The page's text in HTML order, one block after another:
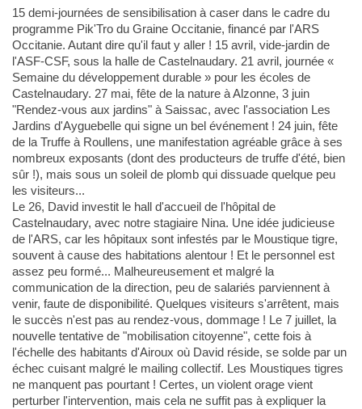
15 demi-journées de sensibilisation à caser dans le cadre du
programme Pik'Tro du Graine Occitanie, financé par l'ARS
Occitanie. Autant dire qu'il faut y aller ! 15 avril, vide-jardin de
l'ASF-CSF, sous la halle de Castelnaudary. 21 avril, journée «
Semaine du développement durable » pour les écoles de
Castelnaudary. 27 mai, fête de la nature à Alzonne, 3 juin
"Rendez-vous aux jardins" à Saissac, avec l'association Les
Jardins d'Ayguebelle qui signe un bel événement ! 24 juin, fête
de la Truffe à Roullens, une manifestation agréable grâce à ses
nombreux exposants (dont des producteurs de truffe d'été, bien
sûr !), mais sous un soleil de plomb qui dissuade quelque peu
les visiteurs...
Le 26, David investit le hall d'accueil de l'hôpital de
Castelnaudary, avec notre stagiaire Nina. Une idée judicieuse
de l'ARS, car les hôpitaux sont infestés par le Moustique tigre,
souvent à cause des habitations alentour ! Et le personnel est
assez peu formé... Malheureusement et malgré la
communication de la direction, peu de salariés parviennent à
venir, faute de disponibilité. Quelques visiteurs s'arrêtent, mais
le succès n'est pas au rendez-vous, dommage ! Le 7 juillet, la
nouvelle tentative de "mobilisation citoyenne", cette fois à
l'échelle des habitants d'Airoux où David réside, se solde par un
échec cuisant malgré le mailing collectif. Les Moustiques tigres
ne manquent pas pourtant ! Certes, un violent orage vient
perturber l'intervention, mais cela ne suffit pas à expliquer la